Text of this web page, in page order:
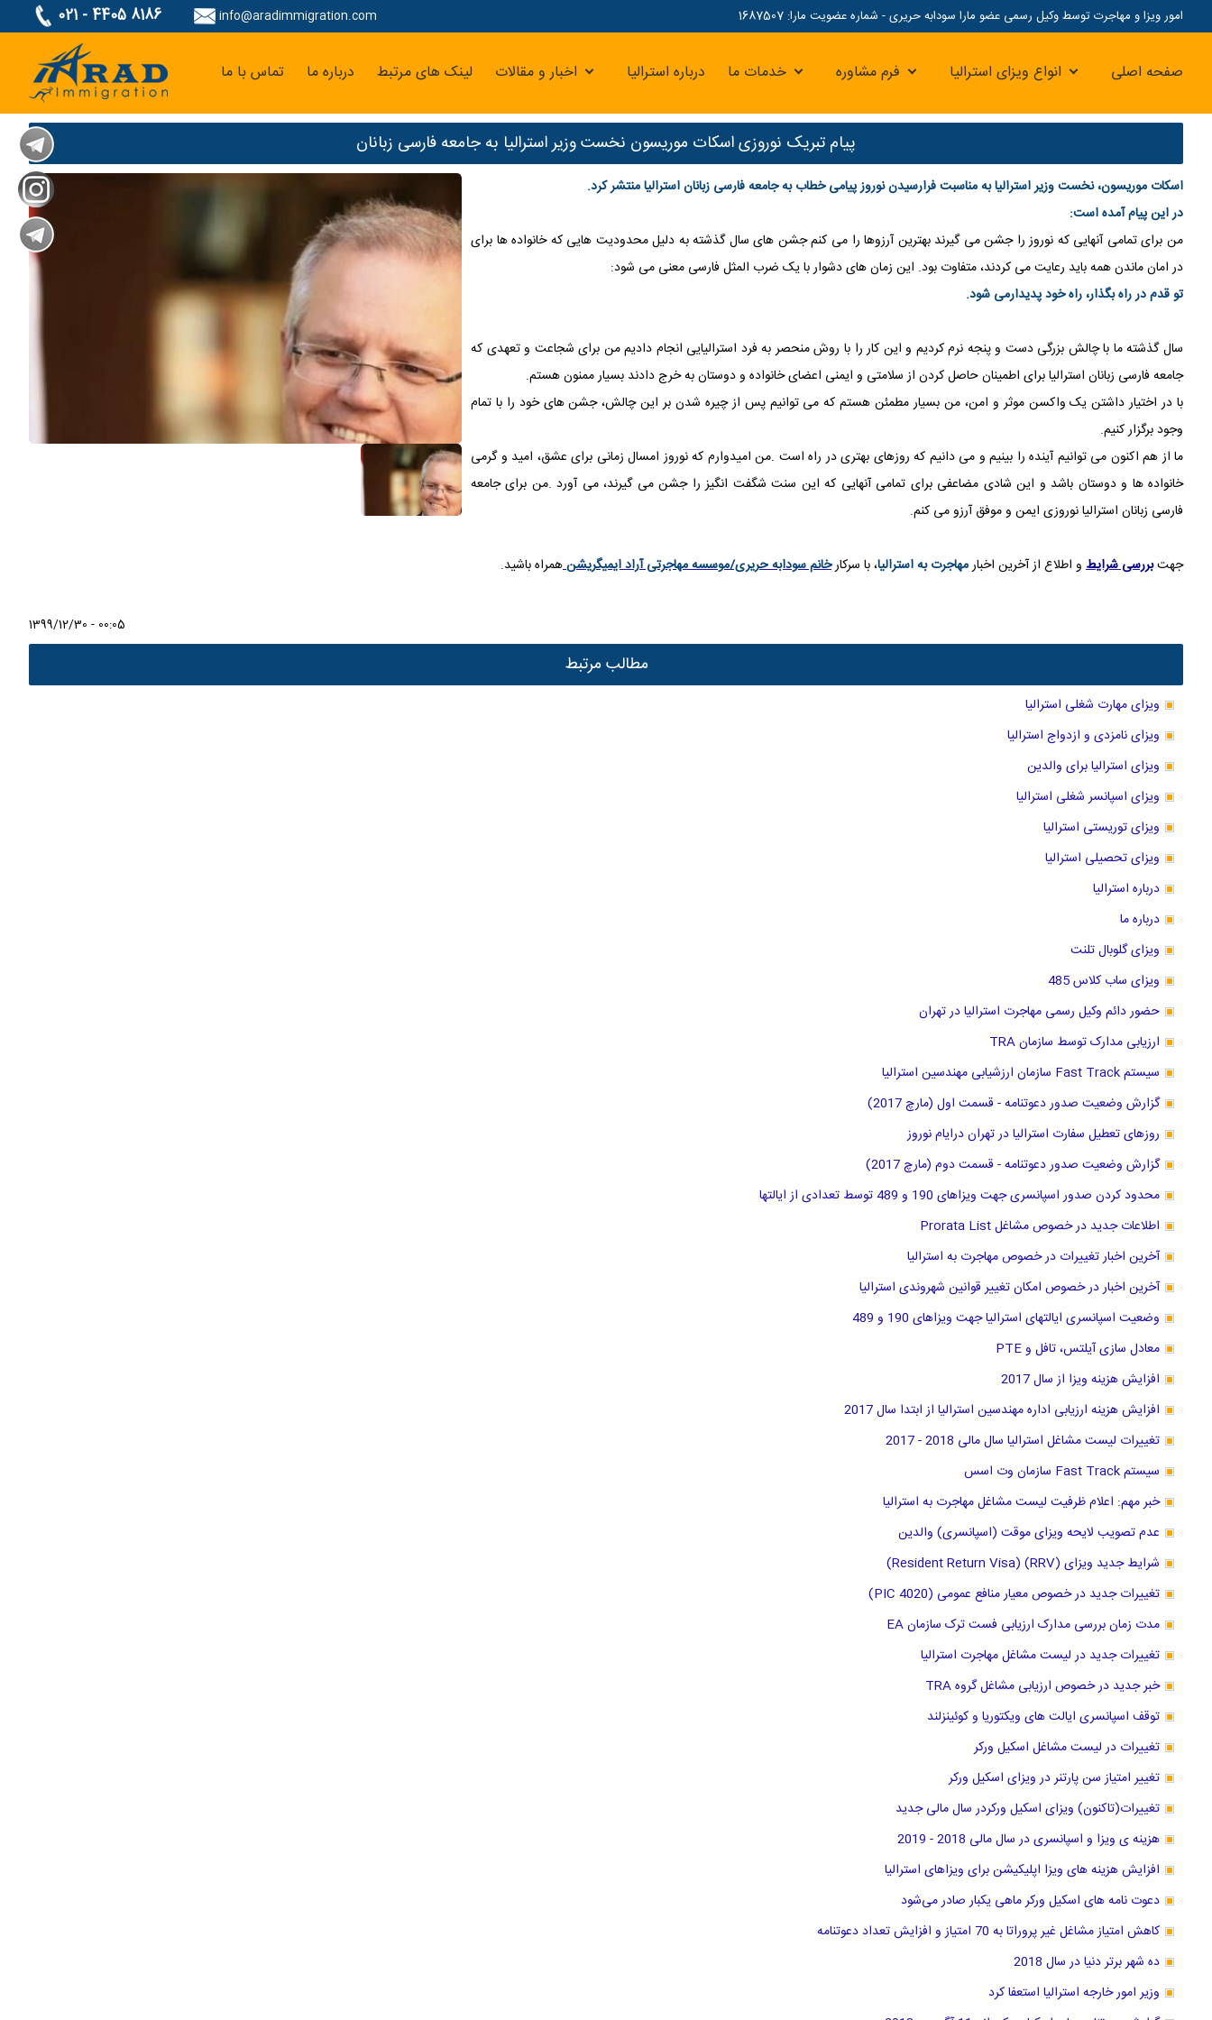
امور ویزا و مهاجرت توسط وکیل رسمی عضو مارا سودابه حریری - شماره عضویت مارا: 1687507 021 - 4405 8186 info@aradimmigration.com
صفحه اصلی انواع ویزای استرالیا فرم مشاوره خدمات ما درباره استرالیا اخبار و مقالات لینک های مرتبط درباره ما تماس با ما
پیام تبریک نوروزی اسکات موریسون نخست وزیر استرالیا به جامعه فارسی زبانان
اسكات موريسون، نخست وزیر استرالیا به مناسبت فرارسیدن نوروز پیامی خطاب به جامعه فارسی زبانان استرالیا منتشر کرد.
در این پیام آمده است:
من برای تمامی آنهایی که نوروز را جشن می گیرند بهترین آرزوها را می کنمجشن های سال گذشته به دلیل محدودیت هایی که خانواده ها برای
در امانماندن همه باید رعایت می کردند، متفاوت بود. این زمان های دشوار با یک ضرب المثل فارسی معنی می شود:
تو قدم در راه بگذار، راه خود پدیدارمی شود.
سال گذشته ما با چالش بزرگی دست و پنجه نرم کردیم و این کار را با روشمنحصر به فرد استرالیایی انجام دادیم من برای شجاعت و تعهدی که
جامعه فارسی زبانان استرالیا برای اطمینانحاصل کردن از سلامتی و ایمنی اعضای خانواده و دوستان به خرج دادند بسیار ممنون هستم.
با در اختیار داشتن یک واکسن موثر و امن، من بسیار مطمئن هستم که می توانیم پس از چیره شدن بر این چالش، جشن های خود را با تمام
وجود برگزار کنیم.
ما از هم اکنون می توانیم آینده را بینیم و می دانیم که روزهای بهتری در راه است .من امیدوارم که نوروز امسال زمانی برای عشق، امید و گرمی
خانواده ها و دوستان باشد و این شادی مضاعفی برای تمامی آنهایی که این سنت شگفت انگیز را جشن می گیرند، می آورد.من برای جامعه
فارسی زبانان استرالیا نوروزی ایمن و موفق آرزو می کنم.
جهتبررسی شرایط و اطلاع از آخرین اخبارمهاجرت به استرالیا، با سرکارخانم سودابه حریری/موسسه مهاجرتی آراد ایمیگریشنهمراه باشید.
1399/12/30 - 00:05
مطالب مرتبط
ویزای مهارت شغلی استرالیا
ویزای نامزدی و ازدواج استرالیا
ویزای استرالیا برای والدین
ویزای اسپانسر شغلی استرالیا
ویزای توریستی استرالیا
ویزای تحصیلی استرالیا
درباره استرالیا
درباره ما
ویزای گلوبال تلنت
ویزای ساب کلاس 485
حضور دائم وکیل رسمی مهاجرت استرالیا در تهران
ارزیابی مدارک توسط سازمان TRA
سیستم Fast Track سازمان ارزشیابی مهندسین استرالیا
گزارش وضعیت صدور دعوتنامه - قسمت اول (مارچ 2017)
روزهای تعطیل سفارت استرالیا در تهران درایام نوروز
گزارش وضعیت صدور دعوتنامه - قسمت دوم (مارچ 2017)
محدود کردن صدور اسپانسری جهت ویزاهای 190 و 489 توسط تعدادی از ایالتها
اطلاعات جدید در خصوص مشاغل Prorata List
آخرین اخبار تغییرات در خصوص مهاجرت به استرالیا
آخرین اخبار در خصوص امکان تغییر قوانین شهروندی استرالیا
وضعیت اسپانسری ایالتهای استرالیا جهت ویزاهای 190 و 489
معادل سازی آیلتس، تافل و PTE
افزایش هزینه ویزا از سال 2017
افزایش هزینه ارزیابی اداره مهندسین استرالیا از ابتدا سال 2017
تغییرات لیست مشاغل استرالیا سال مالی 2018 - 2017
سیستم Fast Track سازمان وت اسس
خبر مهم: اعلام ظرفیت لیست مشاغل مهاجرت به استرالیا
عدم تصویب لایحه ویزای موقت (اسپانسری) والدین
شرایط جدید ویزای (RRV) (Resident Return Visa)
تغییرات جدید در خصوص معیار منافع عمومی (PIC 4020)
مدت زمان بررسی مدارک ارزیابی فست ترک سازمان EA
تغییرات جدید در لیست مشاغل مهاجرت استرالیا
خبر جدید در خصوص ارزیابی مشاغل گروه TRA
توقف اسپانسری ایالت های ویکتوریا و کوئینزلند
تغییرات در لیست مشاغل اسکیل ورکر
تغییر امتیاز سن پارتنر در ویزای اسکیل ورکر
تغییرات(تاکنون) ویزای اسکیل ورکردر سال مالی جدید
هزینه ی ویزا و اسپانسری در سال مالی 2018 - 2019
افزایش هزینه های ویزا اپلیکیشن برای ویزاهای استرالیا
دعوت نامه های اسکیل ورکر ماهی یکبار صادر می‌شود
کاهش امتیاز مشاغل غیر پروراتا به 70 امتیاز و افزایش تعداد دعوتنامه
ده شهر برتر دنیا در سال 2018
وزیر امور خارجه استرالیا استعفا کرد